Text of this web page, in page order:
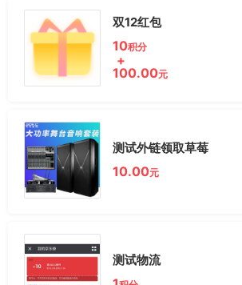
双12红包
10积分
+
100.00元
测试外链领取草莓
10.00元
测试物流